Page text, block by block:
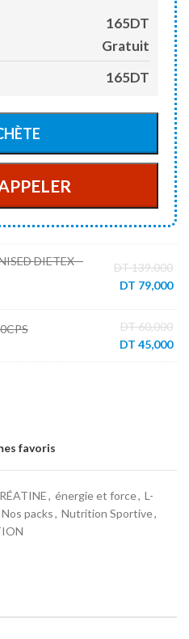
165DT
Gratuit
165DT
DIETEX –
DT139,000Le
DT 79,000Le
DT60,000Le
DT 45,000Le
favoris
, énergie et force, L-
Nos packs, Nutrition Sportive,